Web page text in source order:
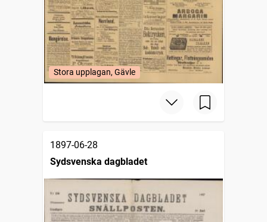
Stora upplagan, Gävle
1897-06-28
Sydsvenska dagbladet